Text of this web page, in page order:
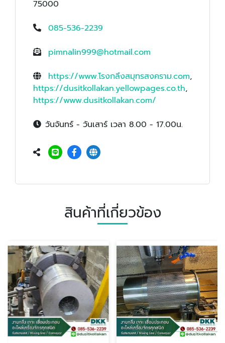
75000
085-536-2239
pimnalin999@hotmail.com
https://www.โรงกลึงสมุทรสงคราม.com,
https://dusitkollakan.yellowpages.co.th,
https://www.dusitkollakan.com/
วันจันทร์ - วันเสาร์ เวลา 8.00 - 17.00น.
สินค้าที่เกี่ยวข้อง